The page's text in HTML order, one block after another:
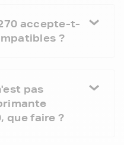
accepte-t-
?
pas
que faire ?